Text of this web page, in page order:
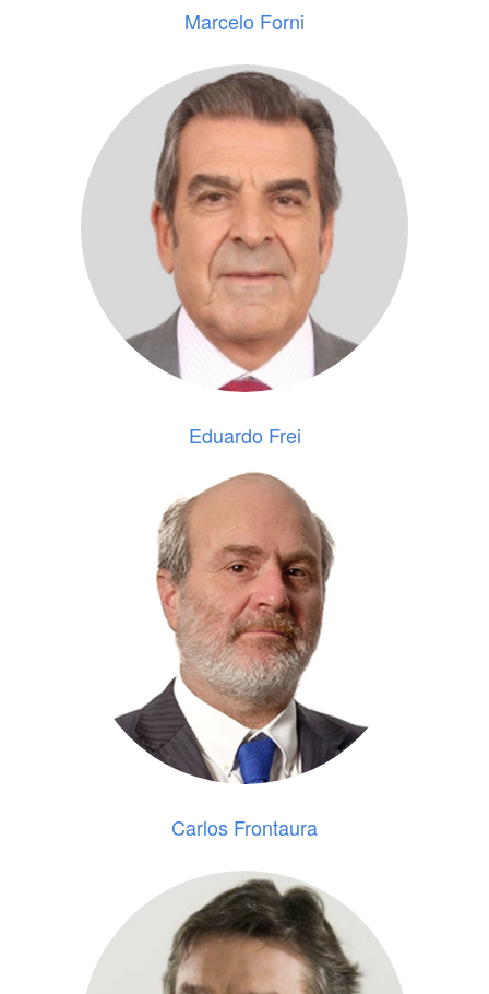
Marcelo Forni
Eduardo Frei
Carlos Frontaura